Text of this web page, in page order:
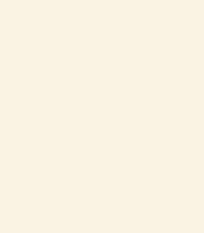
третьим лицам